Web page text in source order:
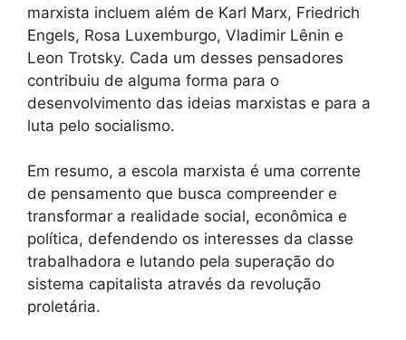
marxista incluem além de Karl Marx, Friedrich
Engels, Rosa Luxemburgo, Vladimir Lênin e
Leon Trotsky. Cada um desses pensadores
contribuiu de alguma forma para o
desenvolvimento das ideias marxistas e para a
luta pelo socialismo.
Em resumo, a escola marxista é uma corrente
de pensamento que busca compreender e
transformar a realidade social, econômica e
política, defendendo os interesses da classe
trabalhadora e lutando pela superação do
sistema capitalista através da revolução
proletária.